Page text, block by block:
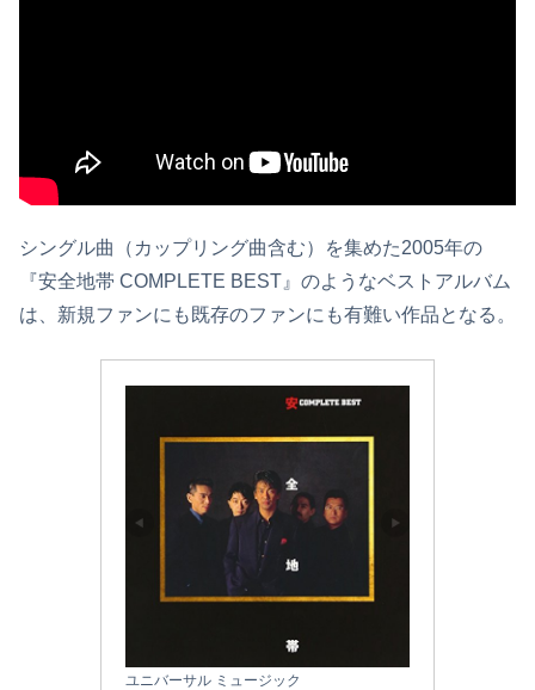
シングル曲（カップリング曲含む）を集めた2005年の
『安全地帯 COMPLETE BEST』のようなベストアルバム
は、新規ファンにも既存のファンにも有難い作品となる。
ユニバーサル ミュージック